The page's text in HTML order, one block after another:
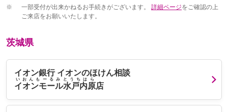
※ 一部受付が出来かねるお手続きがございます。 詳細ページをご確認の上
ご来店をお願いいたします。
茨城県
イオン銀行 イオンのほけん相談
イオンモール水戸内原
いおんもーるみとうちはら
店